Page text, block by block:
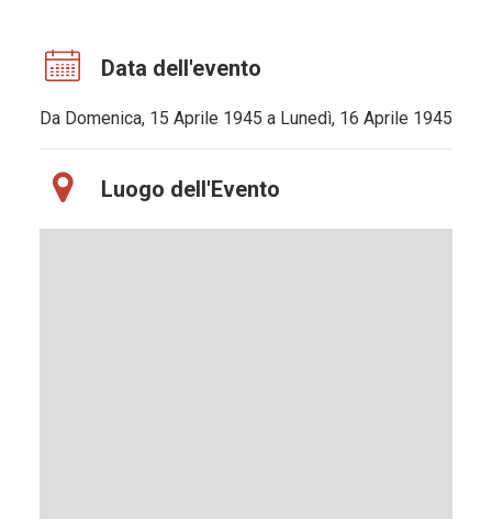
Data dell'evento
Da Domenica, 15 Aprile 1945 a Lunedì, 16 Aprile 1945
Luogo dell'Evento